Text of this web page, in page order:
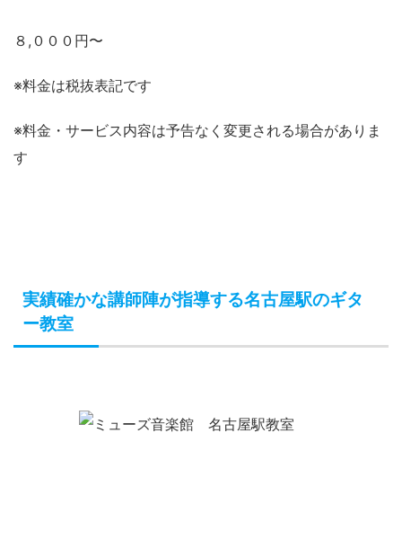
８,０００円〜
※料金は税抜表記です
※料金・サービス内容は予告なく変更される場合がありま
す
実績確かな講師陣が指導する名古屋駅のギタ
ー教室